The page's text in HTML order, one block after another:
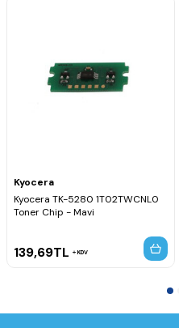
Kyocera
Kyocera TK-5280 1T02TWCNL0
Toner Chip - Mavi
139,69TL KDV